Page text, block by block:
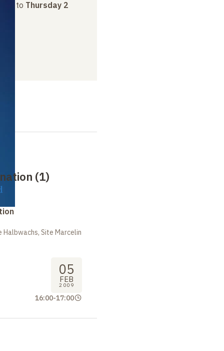
to Thursday 2
(1)
Site Marcelin
05
FEB
2009
16:00-17:00